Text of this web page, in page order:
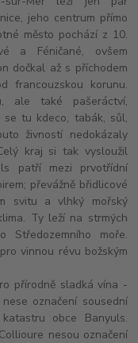
jeho centrum přímo
město pochází z 10.
a Féničané, ovšem
dočkal až s příchodem
francouzskou korunu.
ale také pašeráctví,
se tu kdeco, tabák, sůl,
živností nedokázaly
kraj si tak vysloužil
patří mezi prvotřídní
převážně břidlicové
svitu a vlhký mořský
Ty leží na strmých
Středozemního moře.
vinnou révu božským
přírodně sladká vína -
označení sousední
obce Banyuls.
nesou označení